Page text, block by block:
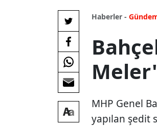
Haberler -
MHP Genel
yapılan şedit